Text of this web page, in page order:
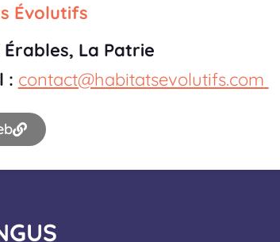
Évolutifs
La Patrie
: contact@habitatsevolutifs.com